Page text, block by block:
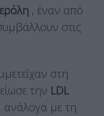
, έναν από
στις
στη
την LDL
ανάλογα με τη